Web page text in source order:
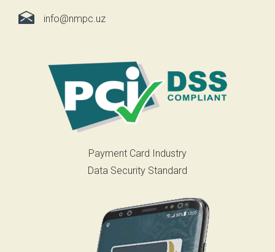
info@nmpc.uz
Payment Card Industry
Data Security Standard